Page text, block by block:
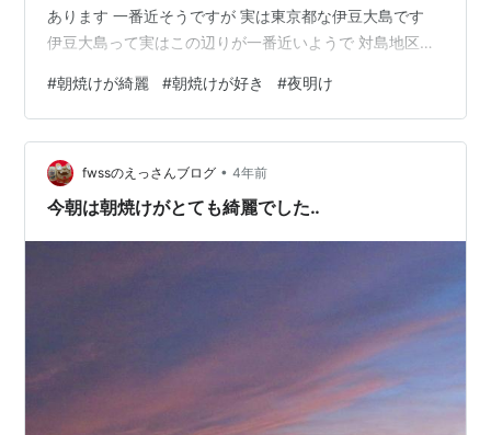
あります 一番近そうですが 実は東京都な伊豆大島です
伊豆大島って実はこの辺りが一番近いようで 対島地区と
時間的に夜明けで 朝日が出てくるのですが このあたりは
大島が邪魔をして（？） 中々朝日が出てきません ただ、
夕日の時も体験してますが 一気に登ってしまうので 今か
今かと待機しております ぼちぼち行きそうですね
#朝焼けが綺麗 #朝焼けが好き #夜明け
fwssのえっさんブログ • 4年前
今朝は朝焼けがとても綺麗でした‥